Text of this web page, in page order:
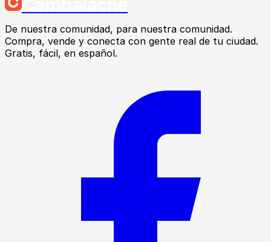
De nuestra comunidad, para nuestra comunidad.
Compra, vende y conecta con gente real de tu ciudad.
Gratis, fácil, en español.